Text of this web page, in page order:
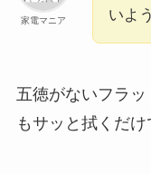
家電マニア
いよ
五徳がないフラ
もサッと拭くだけ